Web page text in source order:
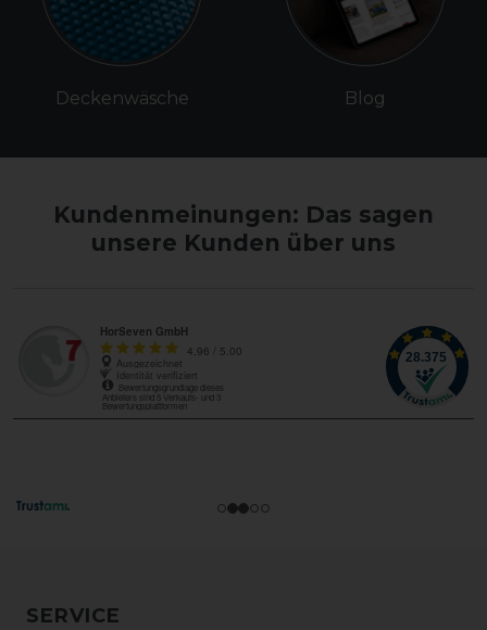
Deckenwäsche Blog
Kundenmeinungen: Das sagen
unsere Kunden über uns
SERVICE